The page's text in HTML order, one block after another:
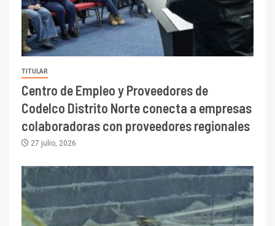
TITULAR
Centro de Empleo y Proveedores de
Codelco Distrito Norte conecta a empresas
colaboradoras con proveedores regionales
27 julio, 2026